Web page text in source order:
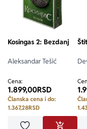
Kosingas 2: Bezdanj
Aleksandar Tešić
Cena:
1.899,00RSD
Članska cena i do:
1.367,28RSD